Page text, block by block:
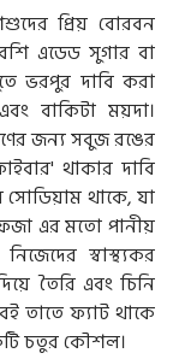
প্রিয় বোরবন
এডেড সুগার বা
ভরপুর দাবি করা
বাকিটা ময়দা।
জন্য সবুজ রঙের
থাকার দাবি
সোডিয়াম থাকে, যা
এর মতো পানীয়
স্বাস্থ্যকর
তৈরি এবং চিনি
তাতে ফ্যাট থাকে
চতুর কৌশল।